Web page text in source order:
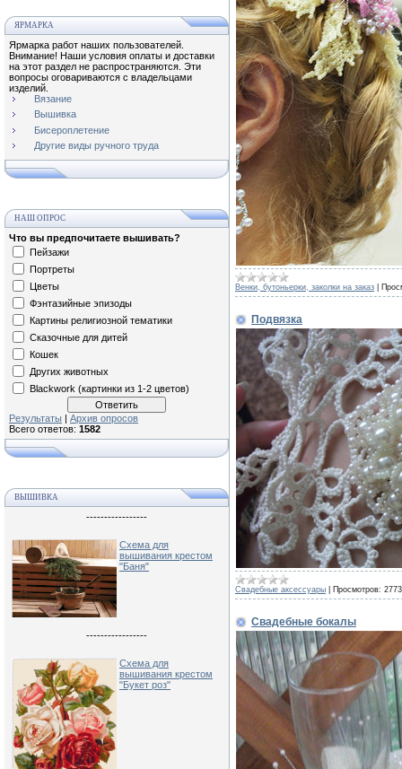
ЯРМАРКА
Ярмарка работ наших пользователей.
Внимание! Наши условия оплаты и доставки
на этот раздел не распространяются. Эти
вопросы оговариваются с владельцами
изделий.
Вязание
Вышивка
Бисероплетение
Другие виды ручного труда
НАШ ОПРОС
Что вы предпочитаете вышивать?
Пейзажи
Портреты
Цветы
Фэнтазийные эпизоды
Картины религиозной тематики
Сказочные для дитей
Кошек
Других животных
Blackwork (картинки из 1-2 цветов)
Результаты | Архив опросов
Всего ответов: 1582
ВЫШИВКА
-----------------
Схема для
вышивания крестом
"Баня"
-----------------
Схема для
вышивания крестом
"Букет роз"
Венки, бутоньерки, заколки на заказ
Подвязка
Свадебные аксессуары Просмотров: 2773
Свадебные бокалы